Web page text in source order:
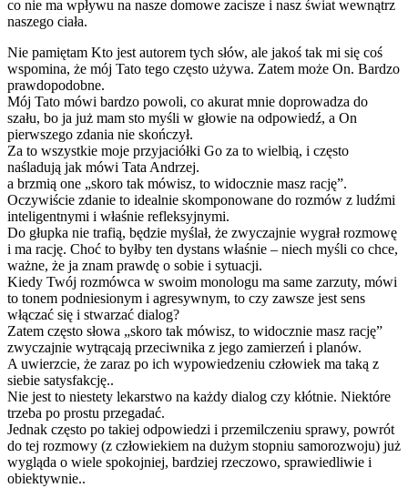
co nie ma wpływu na nasze domowe zacisze i nasz świat wewnątrz
naszego ciała.
Nie pamiętam Kto jest autorem tych słów, ale jakoś tak mi się coś
wspomina, że mój Tato tego często używa. Zatem może On. Bardzo
prawdopodobne.
Mój Tato mówi bardzo powoli, co akurat mnie doprowadza do
szału, bo ja już mam sto myśli w głowie na odpowiedź, a On
pierwszego zdania nie skończył.
Za to wszystkie moje przyjaciółki Go za to wielbią, i często
naśladują jak mówi Tata Andrzej.
a brzmią one „skoro tak mówisz, to widocznie masz rację”.
Oczywiście zdanie to idealnie skomponowane do rozmów z ludźmi
inteligentnymi i właśnie refleksyjnymi.
Do głupka nie trafią, będzie myślał, że zwyczajnie wygrał rozmowę
i ma rację. Choć to byłby ten dystans właśnie – niech myśli co chce,
ważne, że ja znam prawdę o sobie i sytuacji.
Kiedy Twój rozmówca w swoim monologu ma same zarzuty, mówi
to tonem podniesionym i agresywnym, to czy zawsze jest sens
włączać się i stwarzać dialog?
Zatem często słowa „skoro tak mówisz, to widocznie masz rację”
zwyczajnie wytrącają przeciwnika z jego zamierzeń i planów.
A uwierzcie, że zaraz po ich wypowiedzeniu człowiek ma taką z
siebie satysfakcję..
Nie jest to niestety lekarstwo na każdy dialog czy kłótnie. Niektóre
trzeba po prostu przegadać.
Jednak często po takiej odpowiedzi i przemilczeniu sprawy, powrót
do tej rozmowy (z człowiekiem na dużym stopniu samorozwoju) już
wygląda o wiele spokojniej, bardziej rzeczowo, sprawiedliwie i
obiektywnie..